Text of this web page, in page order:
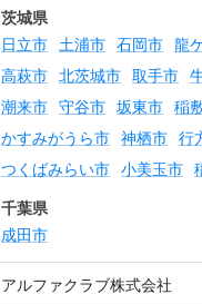
茨城県
日立市 土浦市 石岡市 龍
高萩市 北茨城市 取手市
潮来市 守谷市 坂東市 稲
かすみがうら市 神栖市 行
つくばみらい市 小美玉市
千葉県
成田市
アルファクラブ株式会社